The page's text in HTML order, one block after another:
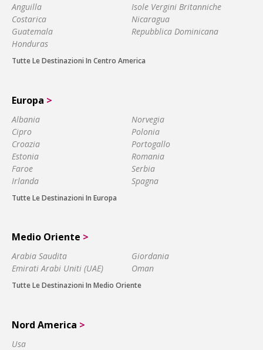
Anguilla
Costarica
Guatemala
Honduras
Isole Vergini Britanniche
Nicaragua
Repubblica Dominicana
Tutte Le Destinazioni In Centro America
Europa >
Albania
Cipro
Croazia
Estonia
Faroe
Irlanda
Norvegia
Polonia
Portogallo
Romania
Serbia
Spagna
Tutte Le Destinazioni In Europa
Medio Oriente >
Arabia Saudita
Emirati Arabi Uniti (UAE)
Giordania
Oman
Tutte Le Destinazioni In Medio Oriente
Nord America >
Usa